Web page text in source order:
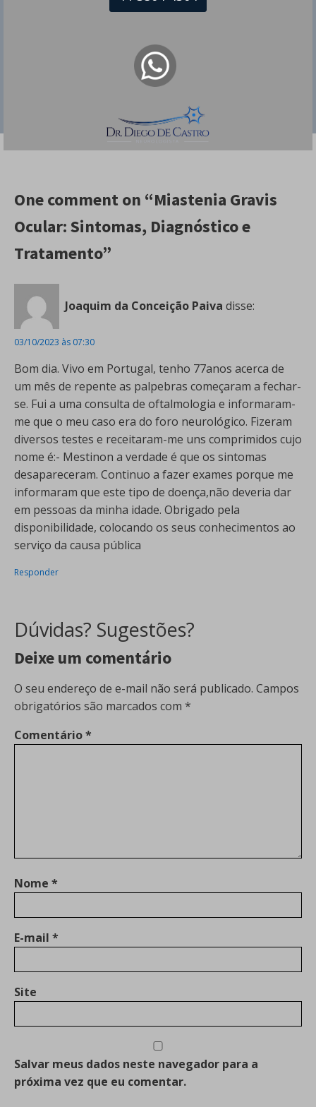
Também se dedica a reabilitação de
com paralisia cerebral, por meio de
aplicação de toxina botulínica (Botox) e
One comment on “Miastenia Gravis
Ocular: Sintomas, Diagnóstico e
Tratamento”
Joaquim da Conceição Paiva disse:
03/10/2023 às 07:30
Bom dia. Vivo em Portugal, tenho 77anos acerca de
um mês de repente as palpebras começaram a fechar-
se. Fui a uma consulta de oftalmologia e informaram-
me que o meu caso era do foro neurológico. Fizeram
diversos testes e receitaram-me uns comprimidos cujo
nome é:- Mestinon a verdade é que os sintomas
desapareceram. Continuo a fazer exames porque me
informaram que este tipo de doença,não deveria dar
em pessoas da minha idade. Obrigado pela
disponibilidade, colocando os seus conhecimentos ao
serviço da causa pública
Responder
Dúvidas? Sugestões?
Deixe um comentário
O seu endereço de e-mail não será publicado. Campos
obrigatórios são marcados com *
Comentário*
Nome *
E-mail *
Site
Salvar meus dados neste navegador para a
próxima vez que eu comentar.